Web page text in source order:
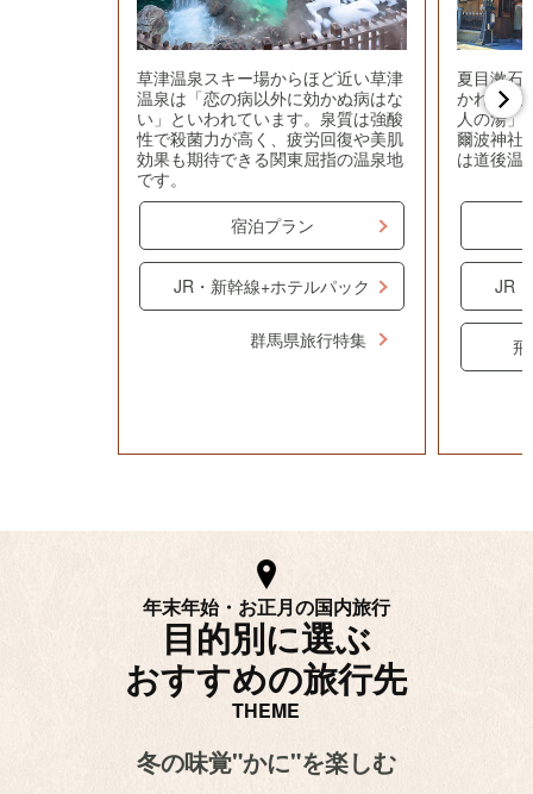
草津温泉スキー場からほど近い草津
温泉は「恋の病以外に効かぬ病はな
い」といわれています。泉質は強酸
性で殺菌力が高く、疲労回復や美肌
効果も期待できる関東屈指の温泉地
です。
宿泊プラン
JR・新幹線+ホテルパック
群馬県旅行特集
夏目漱石
かれた道
人の湯」
爾波神社
は道後温
JR
年末年始・お正月の国内旅行
目的別に選ぶ
おすすめの旅行先
THEME
冬の味覚"かに"を楽しむ